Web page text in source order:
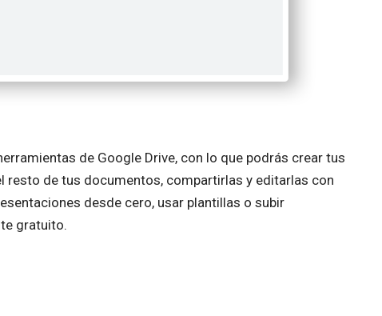
de Google Drive, con lo que podrás crear tus
resto de tus documentos, compartirlas y editarlas con
desde cero, usar plantillas o subir
gratuito.